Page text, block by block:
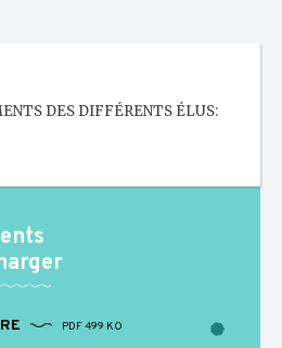
DES DIFFÉRENTS ÉLUS:
PDF 499 KO